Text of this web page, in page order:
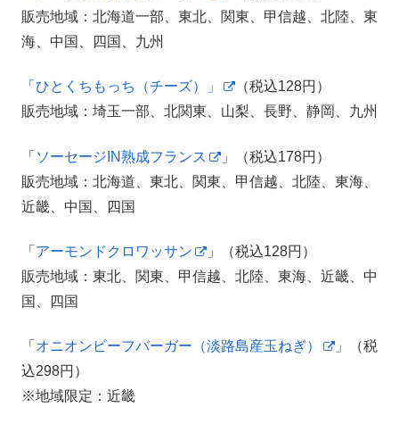
販売地域：北海道一部、東北、関東、甲信越、北陸、東
海、中国、四国、九州
「ひとくちもっち（チーズ）」
（税込128円）
販売地域：埼玉一部、北関東、山梨、長野、静岡、九州
「 ソーセージIN熟成フランス
」（税込178円）
販売地域：北海道、東北、関東、甲信越、北陸、東海、
近畿、中国、四国
「 アーモンドクロワッサン
」（税込128円）
販売地域：東北、関東、甲信越、北陸、東海、近畿、中
国、四国
「 オニオンビーフバーガー（淡路島産玉ねぎ）
」（税
込298円）
※地域限定：近畿